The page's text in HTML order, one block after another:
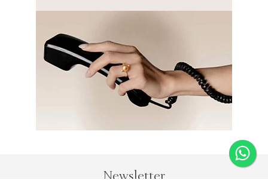
Newsletter